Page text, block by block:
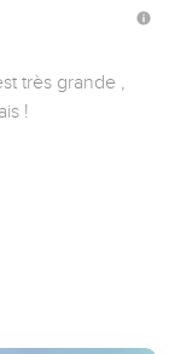
très grande ,
!